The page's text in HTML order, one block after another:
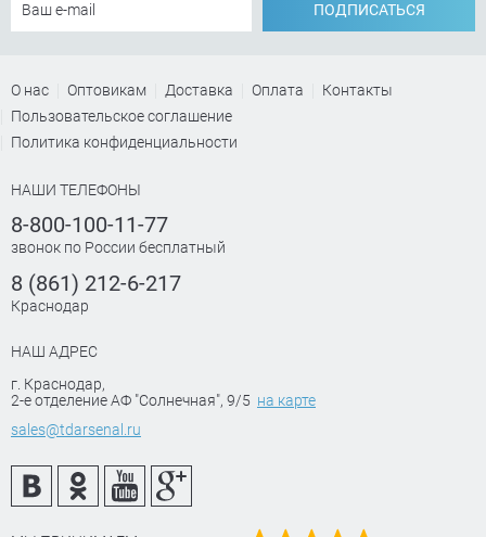
ПОДПИСАТЬСЯ
О нас Оптовикам Доставка Оплата
Контакты
Пользовательское соглашение
Политика конфиденциальности
НАШИ ТЕЛЕФОНЫ
8-800-100-11-77
звонок по России бесплатный
8 (861) 212-6-217
Краснодар
НАШ АДРЕС
г. Краснодар,
2-е отделение АФ "Солнечная", 9/5 на карте
sales@tdarsenal.ru